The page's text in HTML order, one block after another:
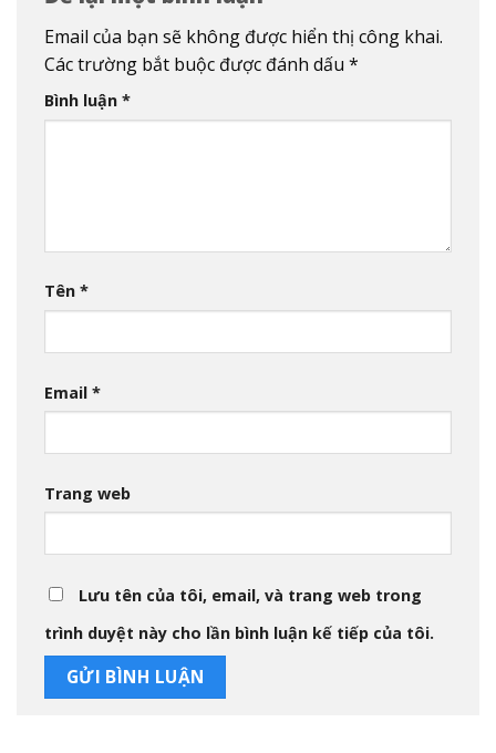
Email của bạn sẽ không được hiển thị công khai.
Các trường bắt buộc được đánh dấu *
Bình luận *
Tên *
Email *
Trang web
Lưu tên của tôi, email, và trang web trong
trình duyệt này cho lần bình luận kế tiếp của tôi.